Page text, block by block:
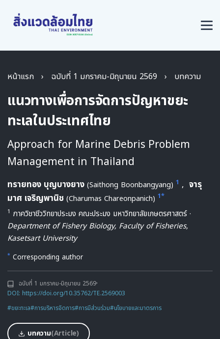
หน้าแรก › ฉบับที่ 1 มกราคม-มิถุนายน 2569 › บทความ
แนวทางเพื่อการจัดการปัญหาขยะ
ทะเลในประเทศไทย
Approach for Marine Debris Problem
Management in Thailand
ทรายทอง บุญบางยาง (Saithong Boonbangyang) 1 , จารุ
มาศ เจริญพานิช (Charumas Chareonpanich) 1*
1 ภาควิชาชีววิทยาประมง คณะประมง มหาวิทยาลัยเกษตรศาสตร์ ·
Department of Fishery Biology, Faculty of Fisheries,
Kasetsart University
* Corresponding author
ฉบับที่ 1 มกราคม-มิถุนายน 2569·
DOI: https://doi.org/10.35762/TE.2569003
#ขยะทะเล#การบริหารจัดการ#การมีส่วนร่วม#นโยบายและมาตรการ
บทความ(Article)